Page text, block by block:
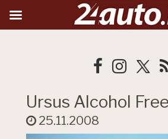
Ursus Alcohol
25.11.2008